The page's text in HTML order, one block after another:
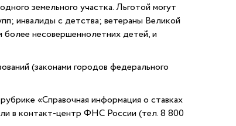
земельного участка. Льготой могут
инвалиды с детства; ветераны Великой
несовершеннолетних детей, и
(законами городов федерального
«Справочная информация о ставках
в контакт-центр ФНС России (тел. 8 800